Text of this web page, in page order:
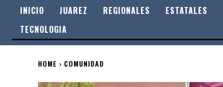
INICIO JUAREZ REGIONALES ESTATALES
TECNOLOGIA
HOME COMUNIDAD